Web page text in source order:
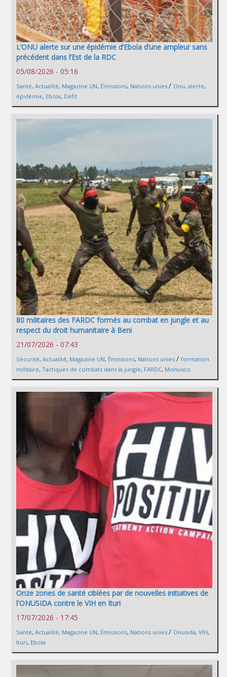
L’ONU alerte sur une épidémie d’Ebola d’une ampleur sans
précédent dans l’Est de la RDC
05/08/2026 - 05:16
Santé, Actualité, Magazine UN, Émissions, Nations unies / Onu, alerte,
épidémie, Ebola, Défit
80 militaires des FARDC formés au combat en jungle et au
respect du droit humanitaire à Beni
21/07/2026 - 07:43
Sécurité, Actualité, Magazine UN, Émissions, Nations unies / formation
militaire, Tactiques de combats dans la jungle, FARDC, Monusco
Onze zones de santé ciblées par de nouvelles initiatives de
l'ONUSIDA contre le VIH en Ituri
17/07/2026 - 17:45
Santé, Actualité, Magazine UN, Émissions, Nations unies / Onusida, VIH,
Ituri, Ebola